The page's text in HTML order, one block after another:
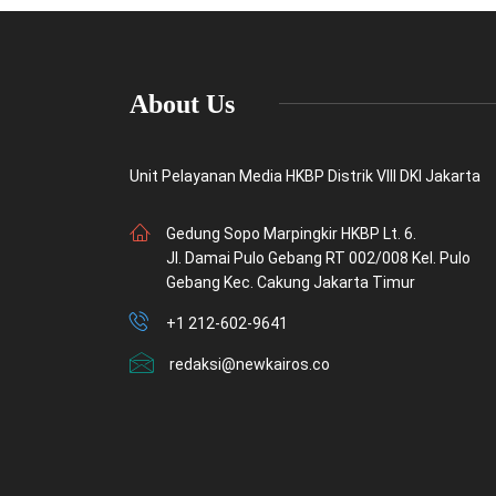
About Us
Unit Pelayanan Media HKBP Distrik VIII DKI Jakarta
Gedung Sopo Marpingkir HKBP Lt. 6.
Jl. Damai Pulo Gebang RT 002/008 Kel. Pulo
Gebang Kec. Cakung Jakarta Timur
+1 212-602-9641
redaksi@newkairos.co